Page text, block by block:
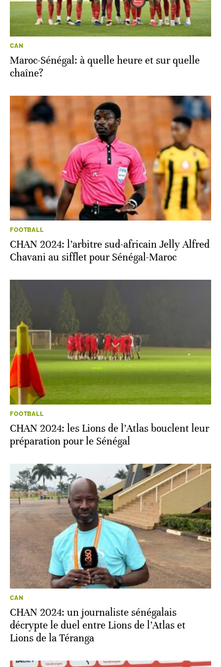
CAN
Maroc-Sénégal: à quelle heure et sur quelle
chaîne?
FOOTBALL
CHAN 2024: l’arbitre sud-africain Jelly Alfred
Chavani au sifflet pour Sénégal-Maroc
FOOTBALL
CHAN 2024: les Lions de l’Atlas bouclent leur
préparation pour le Sénégal
CAN
CHAN 2024: un journaliste sénégalais
décrypte le duel entre Lions de l’Atlas et
Lions de la Téranga